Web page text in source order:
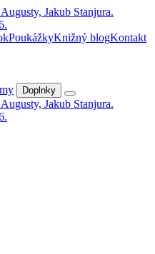
PoukážkyKnižný blogKontakt
Doplnky